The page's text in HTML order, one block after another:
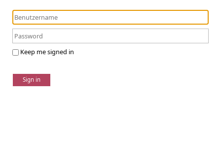
Keep me signed in
Sign in